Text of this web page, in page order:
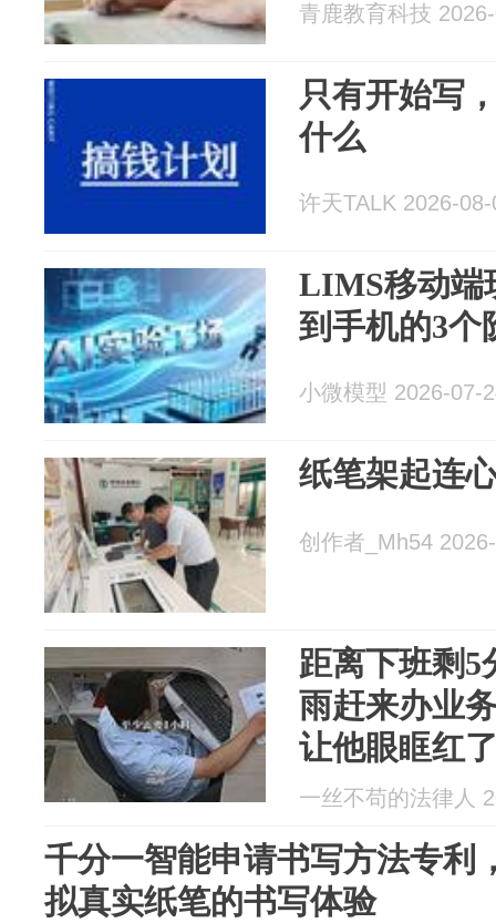
青鹿教育科技
只有开始写
什么
许天TALK 2026-08-
LIMS移动端
到手机的3个
小微模型 2026-07-
纸笔架起连
创作者_Mh54
距离下班剩5
雨赶来办业
让他眼眶红
一丝不苟的法律人
千分一智能申请书写方法专利
拟真实纸笔的书写体验